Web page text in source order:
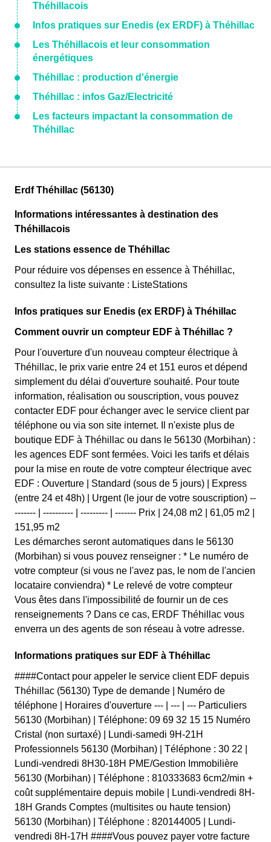
Théhillacois
Infos pratiques sur Enedis (ex ERDF) à Théhillac
Les Théhillacois et leur consommation
énergétiques
Théhillac : production d'énergie
Théhillac : infos Gaz/Electricité
Les facteurs impactant la consommation de
Théhillac
Erdf Théhillac (56130)
Informations intéressantes à destination des
Théhillacois
Les stations essence de Théhillac
Pour réduire vos dépenses en essence à Théhillac,
consultez la liste suivante : ListeStations
Infos pratiques sur Enedis (ex ERDF) à Théhillac
Comment ouvrir un compteur EDF à Théhillac ?
Pour l'ouverture d'un nouveau compteur électrique à
Théhillac, le prix varie entre 24 et 151 euros et dépend
simplement du délai d'ouverture souhaité. Pour toute
information, réalisation ou souscription, vous pouvez
contacter EDF pour échanger avec le service client par
téléphone ou via son site internet. Il n'existe plus de
boutique EDF à Théhillac ou dans le 56130 (Morbihan) :
les agences EDF sont fermées. Voici les tarifs et délais
pour la mise en route de votre compteur électrique avec
EDF : Ouverture | Standard (sous de 5 jours) | Express
(entre 24 et 48h) | Urgent (le jour de votre souscription) --
------- | ---------- | --------- | ------- Prix | 24,08 m2 | 61,05 m2 |
151,95 m2
Les démarches seront automatiques dans le 56130
(Morbihan) si vous pouvez renseigner : * Le numéro de
votre compteur (si vous ne l'avez pas, le nom de l'ancien
locataire conviendra) * Le relevé de votre compteur
Vous êtes dans l'impossibilité de fournir un de ces
renseignements ? Dans ce cas, ERDF Théhillac vous
enverra un des agents de son réseau à votre adresse.
Informations pratiques sur EDF à Théhillac
####Contact pour appeler le service client EDF depuis
Théhillac (56130) Type de demande | Numéro de
téléphone | Horaires d'ouverture --- | --- | --- Particuliers
56130 (Morbihan) | Téléphone: 09 69 32 15 15 Numéro
Cristal (non surtaxé) | Lundi-samedi 9H-21H
Professionnels 56130 (Morbihan) | Téléphone : 30 22 |
Lundi-vendredi 8H30-18H PME/Gestion Immobilière
56130 (Morbihan) | Téléphone : 810333683 6cm2/min +
coût supplémentaire depuis mobile | Lundi-vendredi 8H-
18H Grands Comptes (multisites ou haute tension)
56130 (Morbihan) | Téléphone : 820144005 | Lundi-
vendredi 8H-17H ####Vous pouvez payer votre facture